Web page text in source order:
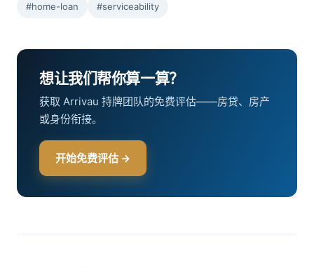
#home-loan #serviceability
想让我们帮你算一算？
获取 Arrivau 持牌团队的免费评估——房贷、房产
或身份衔接。
开始免费评估 →